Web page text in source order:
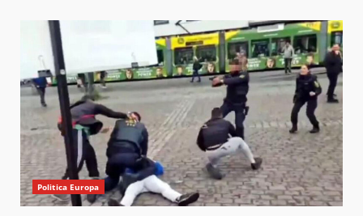
Politica Europa